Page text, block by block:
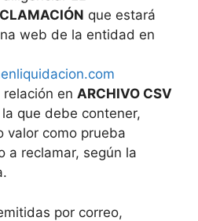
que estará
web de la entidad en
en ARCHIVO CSV
que debe contener,
valor como prueba
a reclamar, según la
por correo,